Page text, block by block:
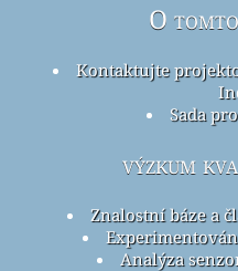
O
Kontaktujte
Sada
výzkum
Znalostní báze a
Analýza